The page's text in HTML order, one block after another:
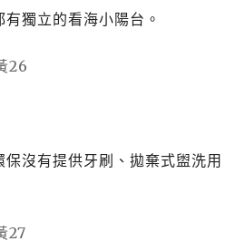
有獨立的看海小陽台。
沒有提供牙刷、拋棄式盥洗用